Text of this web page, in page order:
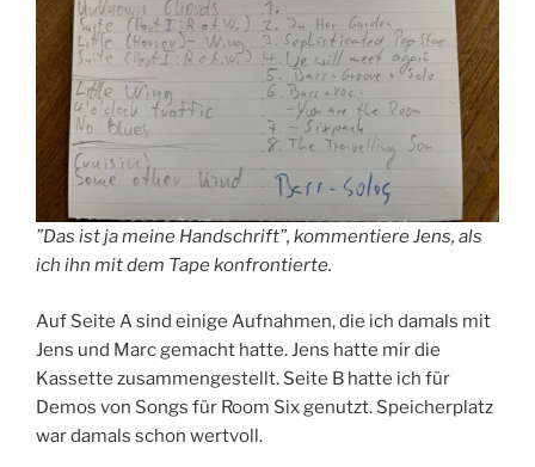
”Das ist ja meine Handschrift”, kommentiere Jens, als
ich ihn mit dem Tape konfrontierte.
Auf Seite A sind einige Aufnahmen, die ich damals mit
Jens und Marc gemacht hatte. Jens hatte mir die
Kassette zusammengestellt. Seite B hatte ich für
Demos von Songs für Room Six genutzt. Speicherplatz
war damals schon wertvoll.